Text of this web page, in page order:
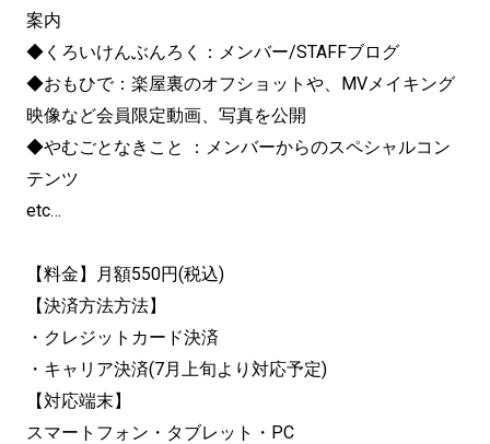
案内
◆くろいけんぶんろく：メンバー/STAFFブログ
◆おもひで：楽屋裏のオフショットや、MVメイキング
映像など会員限定動画、写真を公開
◆やむごとなきこと ：メンバーからのスペシャルコン
テンツ
etc…
【料金】月額550円(税込)
【決済方法方法】
・クレジットカード決済
・キャリア決済(7月上旬より対応予定)
【対応端末】
スマートフォン・タブレット・PC